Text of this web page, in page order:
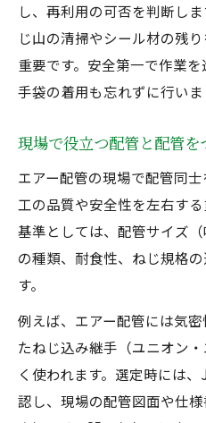
し、再利用の可否を判断し
じ山の清掃やシール材の残
重要です。安全第一で作業
手袋の着用も忘れずに行いま
現場で役立つ配管と配管
エアー配管の現場で配管同
工の品質や安全性を左右す
基準としては、配管サイズ
の種類、耐食性、ねじ規格
す。
例えば、エアー配管には気
たねじ込み継手（ユニオン
く使われます。選定時には
認し、現場の配管図面や仕